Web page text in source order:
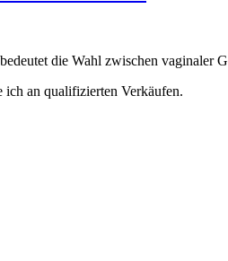
die Wahl zwischen
ich an qualifizierten Verkäufen.